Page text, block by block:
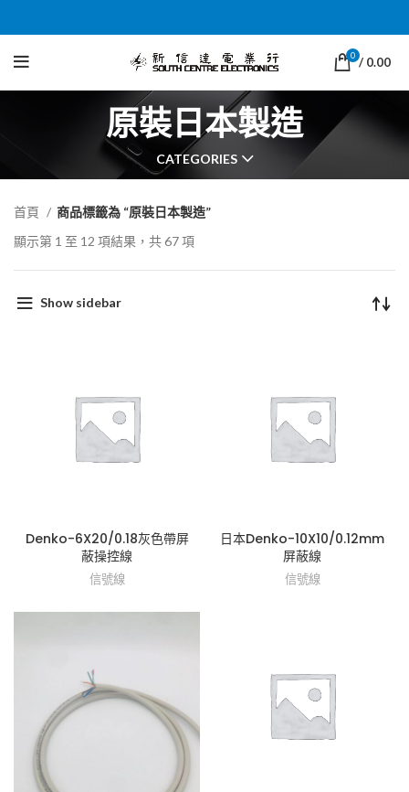
0 / 0.00
原裝日本製造
CATEGORIES
首頁
商品標籤為 “原裝日本製造”
顯示第 1 至 12 項結果，共 67 項
Show sidebar
Denko-6X20/0.18灰色帶屏
蔽操控線
信號線
日本Denko-10X10/0.12mm
屏蔽線
信號線